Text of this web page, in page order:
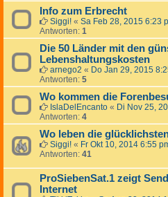
Info zum Erbrecht
Siggi! « Sa Feb 28, 2015 6:23
Antworten: 1
Die 50 Länder mit den
Lebenshaltungskosten
arnego2 « Do Jan 29, 2015
Antworten: 5
Wo kommen die
IslaDelEncanto « Di Nov 25,
Antworten: 4
Wo leben die
Siggi! « Fr Okt 10, 2014 6:55
Antworten: 41
ProSiebenSat.1 zeigt
Internet